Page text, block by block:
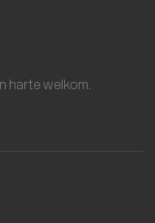
harte welkom.